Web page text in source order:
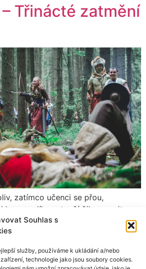
Souhlas s
služby, používáme k ukládání a/nebo
technologie jako jsou soubory cookies.
Třinácté zatmění
zatímco učenci se přou,
bez rozdílu se touží žil zmocnit.
krev bohů, může dosáhnout